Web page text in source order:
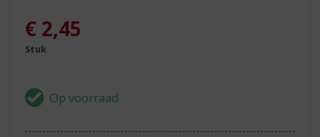
€ 2,45
Stuk